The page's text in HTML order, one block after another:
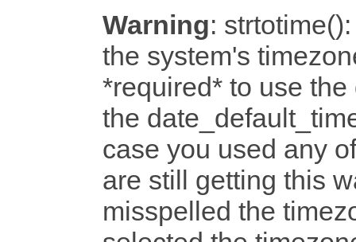
Warning:
the system's
*required* to use
the
case you used any
are still getting this
misspelled the